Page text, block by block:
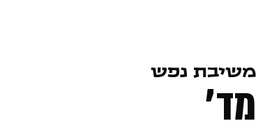
משיבת נפש
מד׳